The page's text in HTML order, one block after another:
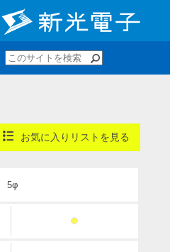
お気に入りリストを見る
5φ